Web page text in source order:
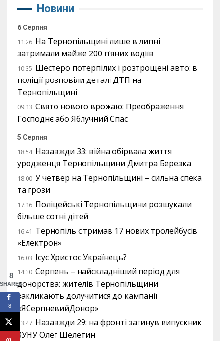
Новини
6 Серпня
11:26 На Тернопільщині лише в липні
затримали майже 200 п’яних водіїв
10:35 Шестеро потерпілих і розтрощені авто: в
поліції розповіли деталі ДТП на
Тернопільщині
09:13 Свято нового врожаю: Преображення
Господнє або Яблучний Спас
5 Серпня
18:54 Назавжди 33: війна обірвала життя
уродженця Тернопільщини Дмитра Березка
18:00 У четвер на Тернопільщині – сильна спека
та грози
17:16 Поліцейські Тернопільщини розшукали
більше сотні дітей
16:41 Тернопіль отримав 17 нових тролейбусів
«Електрон»
16:03 Ісус Христос Українець?
14:30 Серпень – найскладніший період для
донорства: жителів Тернопільщини
закликають долучитися до кампанії
«ЯСерпневийДонор»
13:47 Назавжди 29: на фронті загинув випускник
ЗУНУ Олег Шелетин
8
SHARES
8